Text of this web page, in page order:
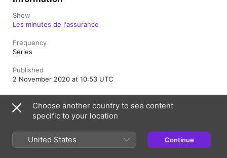
Show
Les minutes de l'assurance
Frequency
Series
Published
2 November 2020 at 10:53 UTC
Length
14 min
Clean
Choose another country to see content
specific to your location
United States Continue